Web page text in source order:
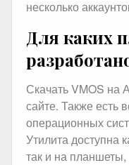
несколько
Для каких
Скачать VMOS
сайте. Также есть
операционных
Утилита доступна
так и на